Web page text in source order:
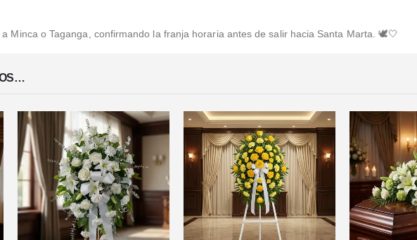
Minca o Taganga, confirmando la franja horaria antes de salir hacia Santa Marta. 🕊️🤍